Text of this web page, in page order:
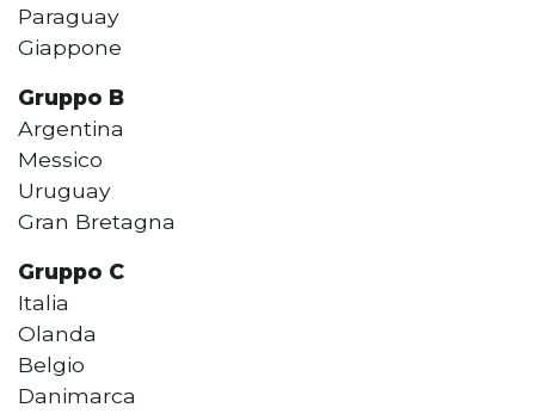
Paraguay
Giappone
Gruppo B
Argentina
Messico
Uruguay
Gran Bretagna
Gruppo C
Italia
Olanda
Belgio
Danimarca